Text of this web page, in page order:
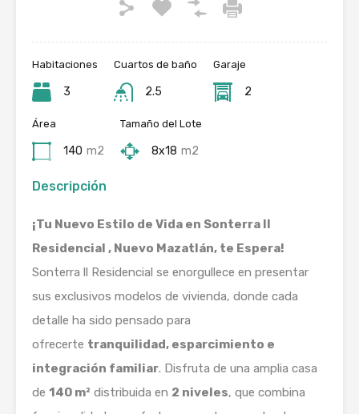
Habitaciones
3
Cuartos de baño
2.5
Garaje
2
Área
140 m2
Tamaño del Lote
8x18 m2
Descripción
¡Tu Nuevo Estilo de Vida en Sonterra ll
Residencial , Nuevo Mazatlán, te Espera!
Sonterra ll Residencial se enorgullece en presentar
sus exclusivos modelos de vivienda, donde cada
detalle ha sido pensado para
ofrecerte tranquilidad, esparcimiento e
integración familiar. Disfruta de una amplia casa
de 140 m² distribuida en 2 niveles, que combina